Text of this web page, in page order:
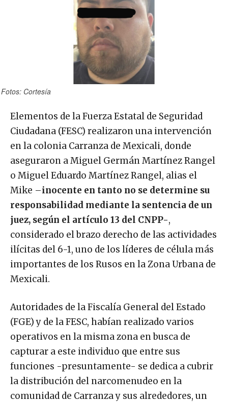
Fotos: Cortesía
Elementos de la Fuerza Estatal de Seguridad
Ciudadana (FESC) realizaron una intervención
en la colonia Carranza de Mexicali, donde
aseguraron a Miguel Germán Martínez Rangel
o Miguel Eduardo Martínez Rangel, alias el
Mike –inocente en tanto no se determine su
responsabilidad mediante la sentencia de un
juez, según el artículo 13 del CNPP-,
considerado el brazo derecho de las actividades
ilícitas del 6-1, uno de los líderes de célula más
importantes de los Rusos en la Zona Urbana de
Mexicali.
Autoridades de la Fiscalía General del Estado
(FGE) y de la FESC, habían realizado varios
operativos en la misma zona en busca de
capturar a este individuo que entre sus
funciones -presuntamente- se dedica a cubrir
la distribución del narcomenudeo en la
comunidad de Carranza y sus alrededores, un